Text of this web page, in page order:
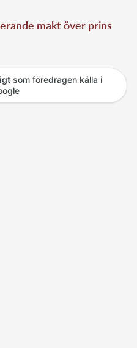
makt över prins
som föredragen källa i